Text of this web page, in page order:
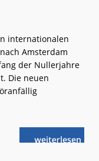
internationalen
Amsterdam
der Nullerjahre
Die neuen
weiterlese
nICE 3neo